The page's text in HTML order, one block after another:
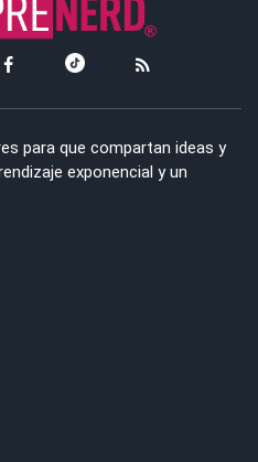
para que compartan ideas y
exponencial y un